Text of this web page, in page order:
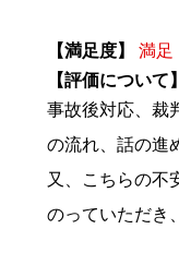
【満足度】
満足
【評価について】
事故後対応、裁
の流れ、話の進
又、こちらの不
のっていただき